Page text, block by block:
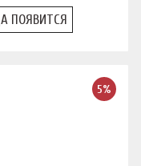
ПОЯВИТСЯ
5%